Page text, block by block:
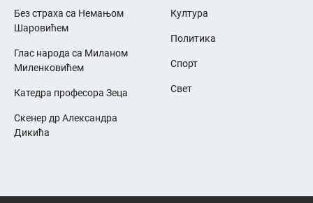
Без страха са Немањом
Шаровићем
Глас народа са Миланом
Миленковићем
Катедра професора Зеца
Скенер др Александра
Дикића
Култура
Политика
Спорт
Свет